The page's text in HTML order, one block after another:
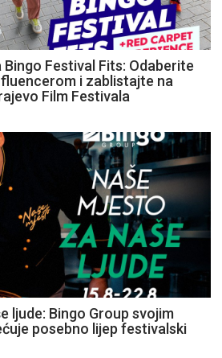
Festival Fits: Odaberite
i zablistajte na
Film Festivala
ljude: Bingo Group svojim
posebno lijep festivalski